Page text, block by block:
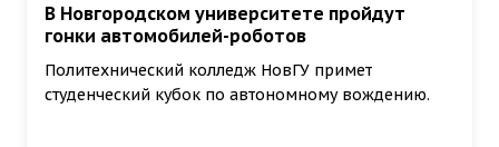
В Новгородском университете пройдут
гонки автомобилей-роботов
Политехнический колледж НовГУ примет
студенческий кубок по автономному вождению.